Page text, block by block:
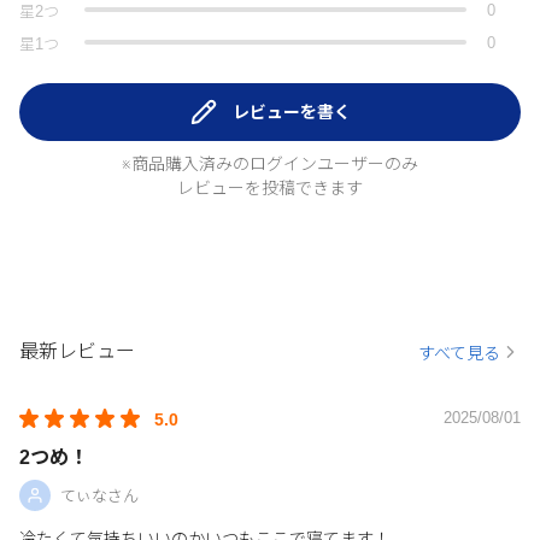
星 2つ
0
星 1 つ 0
レビューを書く
※商品購入済みのログインユーザーのみ
レビューを投稿できます
最新レビュー すべて見る
5.0 2025/08/01
2つめ！
てぃなさん